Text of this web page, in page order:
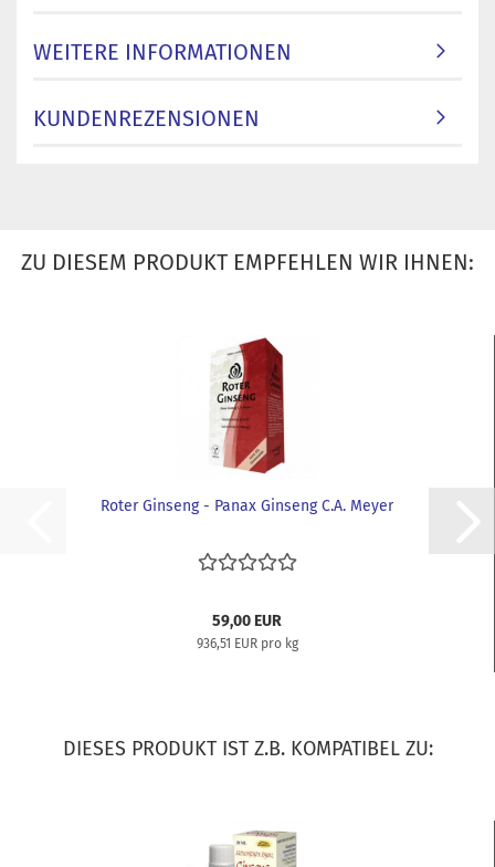
WEITERE INFORMATIONEN
KUNDENREZENSIONEN
ZU DIESEM PRODUKT EMPFEHLEN WIR IHNEN:
Roter Ginseng - Panax Ginseng C.A. Meyer
59,00 EUR
936,51 EUR pro kg
DIESES PRODUKT IST Z.B. KOMPATIBEL ZU: